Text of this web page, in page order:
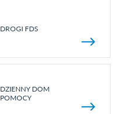
DROGI FDS
DZIENNY DOM
POMOCY